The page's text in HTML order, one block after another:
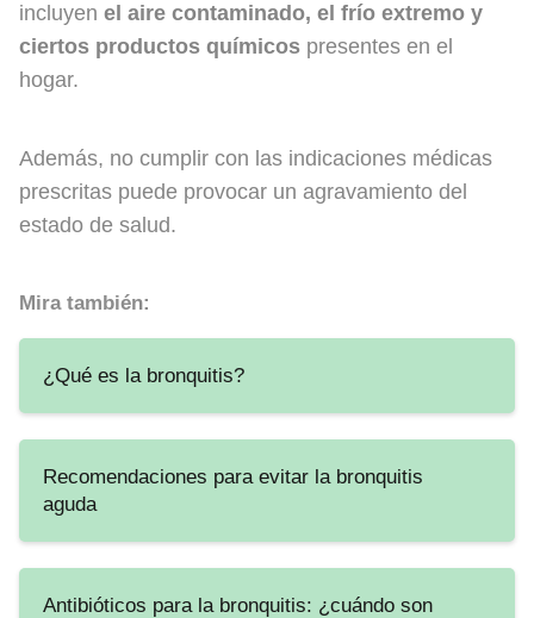
incluyen el aire contaminado, el frío extremo y
ciertos productos químicos presentes en el
hogar.
Además, no cumplir con las indicaciones médicas
prescritas puede provocar un agravamiento del
estado de salud.
Mira también:
¿Qué es la bronquitis?
Recomendaciones para evitar la bronquitis
aguda
Antibióticos para la bronquitis: ¿cuándo son